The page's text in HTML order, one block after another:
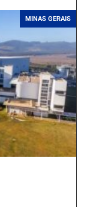
MINAS GERAIS